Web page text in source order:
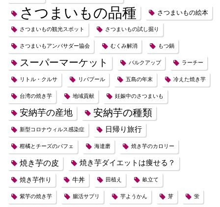
さつまいもの品種 さつまいもの絵本
さつまいもの観光スポット さつまいもの試し掘り
さつまいもアンバサダー協会 むくみ解消 もつ鍋
スーパーマーケット バルクアップ ラーチー
リトル・クルサ リバプール 五島の年末 冷えた焼き芋
台湾の焼き芋 地域貢献 妊娠中のさつまいも
安納芋の産地 安納芋の種類
新型コロナウィルス感染症 日帰り旅行
柑橘とチーズのパフェ 海達磨 焼き芋のカロリー
焼き芋の皮 焼き芋ダイエットは痩せる？
焼き芋作り 牛丼 田植え 畝立て
紫芋の焼き芋 腸活サプリ 芋ようかん 芽 蛍